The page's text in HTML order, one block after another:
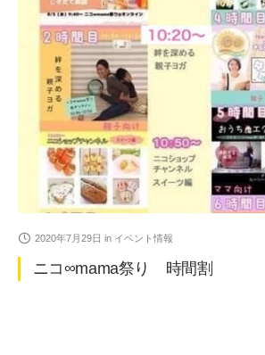
2020年7月29日 in イベント情報
ニコ∞mama祭り 時間割